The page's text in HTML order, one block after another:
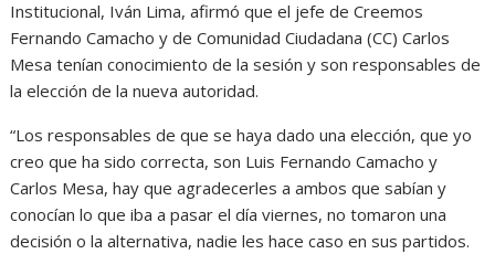
Institucional, Iván Lima, afirmó que el jefe de Creemos
Fernando Camacho y de Comunidad Ciudadana (CC) Carlos
Mesa tenían conocimiento de la sesión y son responsables de
la elección de la nueva autoridad.
“Los responsables de que se haya dado una elección, que yo
creo que ha sido correcta, son Luis Fernando Camacho y
Carlos Mesa, hay que agradecerles a ambos que sabían y
conocían lo que iba a pasar el día viernes, no tomaron una
decisión o la alternativa, nadie les hace caso en sus partidos.